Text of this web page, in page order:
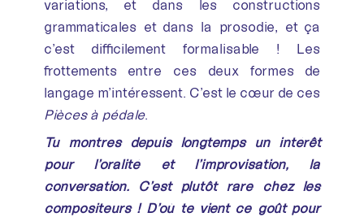
variations, et dans les constructions
grammaticales et dans la prosodie, et ça
c’est difficilement formalisable ! Les
frottements entre ces deux formes de
langage m’intéressent. C’est le cœur de ces
Pièces à pédale.
Tu montres depuis longtemps un intérêt
pour l’oralité et l’improvisation, la
conversation. C’est plutôt rare chez les
compositeurs ! D’où te vient ce goût pour